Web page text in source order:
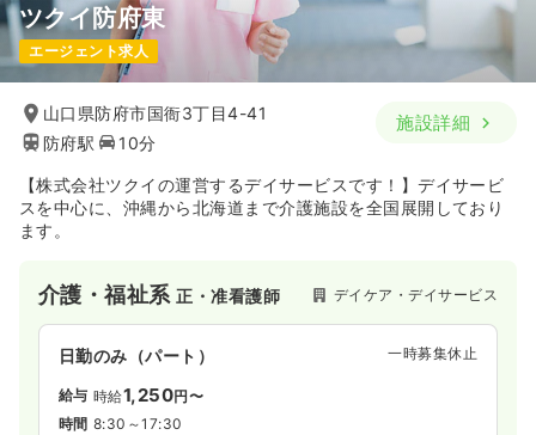
ツクイ防府東
エージェント求人
山口県防府市国衙3丁目4-41
防府駅
10分
施設詳細
【株式会社ツクイの運営するデイサービスです！】デイサービ
スを中心に、沖縄から北海道まで介護施設を全国展開しており
ます。
介護・福祉系正・准看護師 デイケア・デイサービス
日勤のみ（パート） 一時募集休止
給与 時給1,250円〜
時間 8:30～17:30